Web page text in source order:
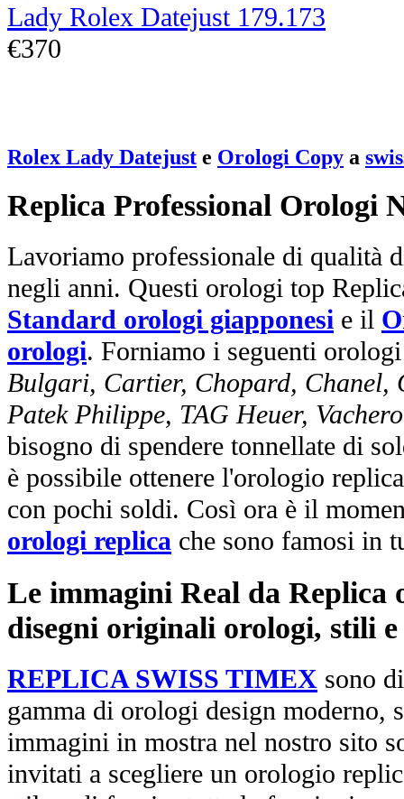
Lady Rolex Datejust 179.173
€370
Rolex Lady Datejust e Orologi Copy a
Replica Professional Orologi
Lavoriamo professionale di qualità
negli anni. Questi orologi top
Standard orologi giapponesi e il
orologi. Forniamo i seguenti
Bulgari, Cartier, Chopard, Chanel,
Patek Philippe, TAG Heuer,
bisogno di spendere tonnellate di
è possibile ottenere l'orologio
con pochi soldi. Così ora è il
orologi replica che sono famosi in
Le immagini Real da Replica
disegni originali orologi, stili
REPLICA SWISS TIMEX sono
gamma di orologi design moderno,
immagini in mostra nel nostro sito
invitati a scegliere un orologio